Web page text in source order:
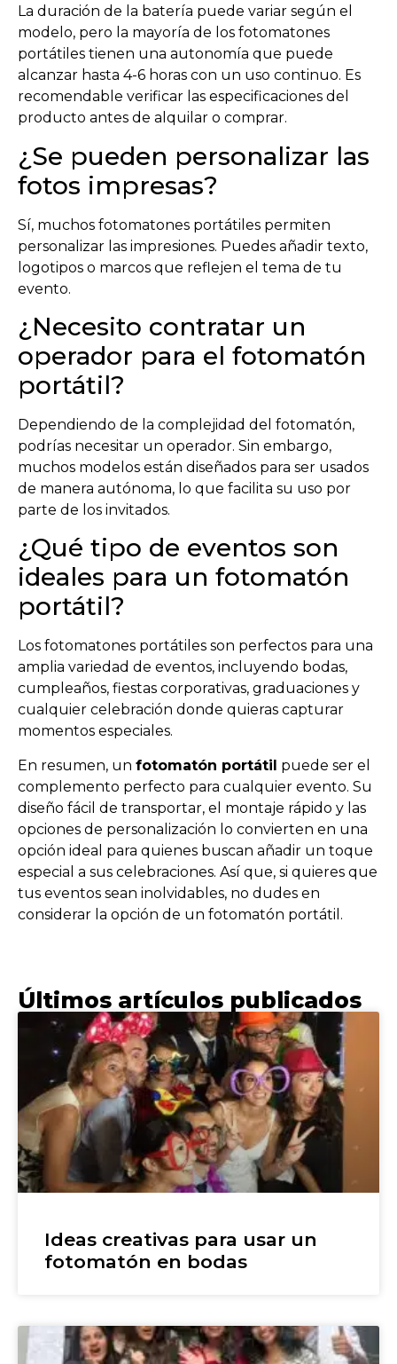
La duración de la batería puede variar según el
modelo, pero la mayoría de los fotomatones
portátiles tienen una autonomía que puede
alcanzar hasta 4-6 horas con un uso continuo. Es
recomendable verificar las especificaciones del
producto antes de alquilar o comprar.
¿Se pueden personalizar las
fotos impresas?
Sí, muchos fotomatones portátiles permiten
personalizar las impresiones. Puedes añadir texto,
logotipos o marcos que reflejen el tema de tu
evento.
¿Necesito contratar un
operador para el fotomatón
portátil?
Dependiendo de la complejidad del fotomatón,
podrías necesitar un operador. Sin embargo,
muchos modelos están diseñados para ser usados
de manera autónoma, lo que facilita su uso por
parte de los invitados.
¿Qué tipo de eventos son
ideales para un fotomatón
portátil?
Los fotomatones portátiles son perfectos para una
amplia variedad de eventos, incluyendo bodas,
cumpleaños, fiestas corporativas, graduaciones y
cualquier celebración donde quieras capturar
momentos especiales.
En resumen, un fotomatón portátil puede ser el
complemento perfecto para cualquier evento. Su
diseño fácil de transportar, el montaje rápido y las
opciones de personalización lo convierten en una
opción ideal para quienes buscan añadir un toque
especial a sus celebraciones. Así que, si quieres que
tus eventos sean inolvidables, no dudes en
considerar la opción de un fotomatón portátil.
Últimos artículos publicados
Ideas creativas para usar un
fotomatón en bodas